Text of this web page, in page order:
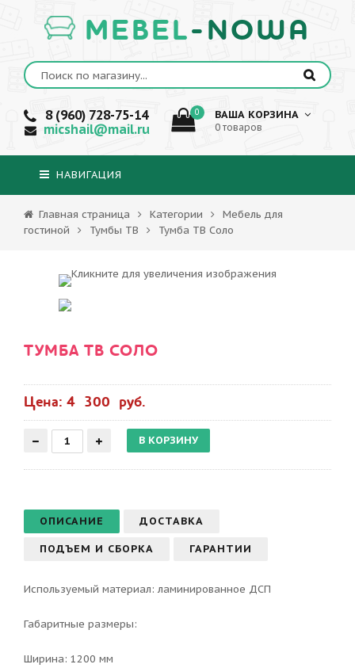
MEBEL-NOWA
8 (960) 728-75-14
micshail@mail.ru
0 ВАША КОРЗИНА
0 товаров
НАВИГАЦИЯ
Главная страница Категории
Мебель для
гостиной
Тумбы ТВ Тумба ТВ Соло
ТУМБА ТВ СОЛО
Цена: 4 300 руб.
ОПИСАНИЕ ДОСТАВКА
ПОДЪЕМ И СБОРКА ГАРАНТИИ
Используемый материал: ламинированное ДСП
Габаритные размеры:
Ширина: 1200 мм